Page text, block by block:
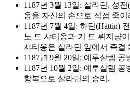
1187년 3월 13일: 살라딘, 성
옹을 자신의 손으로 직접 죽
1187년 7월 4일: 하틴(Hattin)
노 드 샤티옹과 기 드 뤼지냥
샤티옹은 살라딘 앞에서 즉결
1187년 9월 20일: 예루살렘 공
1187년 10월 2일: 예루살렘 공
항복으로 살라딘의 승리.